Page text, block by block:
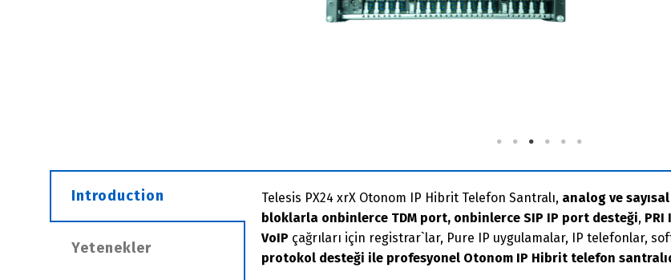
Introduction
Yetenekler
Telesis PX24 xrX Otonom IP Hibrit Telefon Santralı, analog ve
bloklarla onbinlerce TDM port, onbinlerce SIP IP port desteği, PRI
VoIP çağrıları için registrar`lar, Pure IP uygulamalar, IP telefonlar,
protokol desteği ile profesyonel Otonom IP Hibrit telefon